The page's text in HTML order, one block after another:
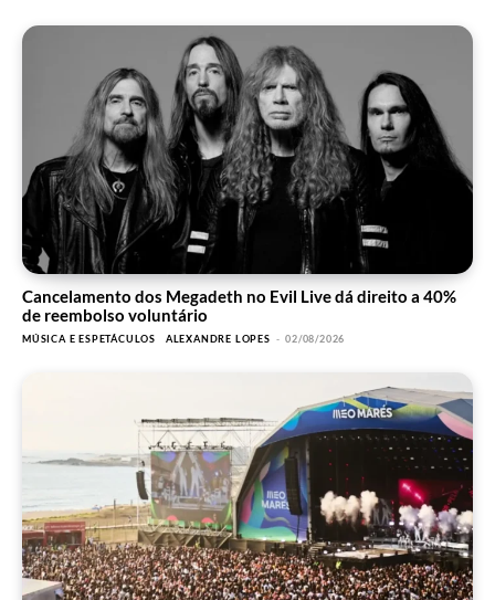
Cancelamento dos Megadeth no Evil Live dá direito a 40%
de reembolso voluntário
MÚSICA E ESPETÁCULOS ALEXANDRE LOPES - 02/08/2026